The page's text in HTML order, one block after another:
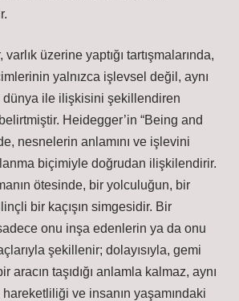
üzerine yaptığı tartışmalarında,
yalnızca işlevsel değil, aynı
dünya ile ilişkisini şekillendiren
Heidegger’in “Being and
nesnelerin anlamını ve işlevini
biçimiyle doğrudan ilişkilendirir.
ötesinde, bir yolculuğun, bir
bir kaçışın simgesidir. Bir
onu inşa edenlerin ya da onu
şekillenir; dolayısıyla, gemi
aracın taşıdığı anlamla kalmaz, aynı
hareketliliği ve insanın yaşamındaki